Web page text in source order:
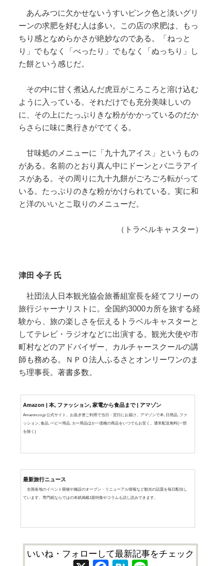
あんみつに欠かせないうすいピンク色と淡いグリ
ーンの求肥を好む人は多い。この店の求肥は、もっ
ちり感となめらかさが絶妙なのである。「ねっと
り」でもなく「べったり」でもなく「ぬっちり」し
た餅という感じだ。
その中に甘く煮込んだ虎豆がころころと溶け込む
ように入っている。それだけでも充分美味しいの
に、その上にたっぷりきな粉がかかっているのだか
らさらに味に奥行きがでてくる。
甘味処のメニューに「九十九アイス」というもの
がある。名前のとおり真ん中にドーンとバニラアイ
スがある。その周りに九十九餅がごろごろ転がって
いる。たっぷりのきな粉がかけられている。実に和
と洋のいいとこ取りのメニューだ。
（トラベルキャスター）
津田 令子 氏
社団法人日本観光協会旅番組室長を経てフリーの
旅行ジャーナリストに。全国約3000カ所を旅する経
験から、旅の楽しさを伝えるトラベルキャスターと
してテレビ・ラジオなどに出演する。観光大使や市
町村などのアドバイザー、カルチャースクールの講
師も務める。ＮＰＯ法人ふるさとオンリーワンのま
ち理事長。著書多数。
Amazon | 本, ファッション, 家電から食品まで | アマゾン
Amazon.co.jp 公式サイト。お急ぎ便ご利用で当日・翌日にお届け。アマゾンで本, 日用品, ファ
ッション, 食品, ベビー用品, カー用品ほか一億種の商品をいつでもお安く。通常配送無料(一部
を除く)
最新旅行ニュース
全国各地のイベント開催や施設のオープン・リニューアル情報など観光の話題を毎日配信し
ています。専門紙ならではの本紙掲載1面特集やコラムも試し読みできます。
いいね・フォローして最新記事をチェック